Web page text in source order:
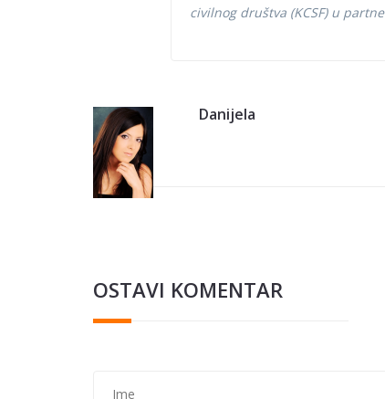
civilnog društva (KCSF) u
Danijela
OSTAVI KOMENTAR